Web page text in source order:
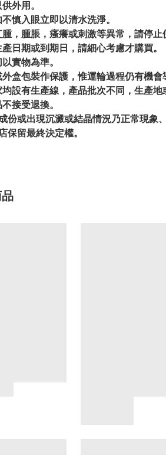
外用。
慎入眼立即以清水洗淨。
，腫脹，瘙癢或刺激等異常，請停止
日期或到期日，請細心考慮才購買。
實物為準。
盒包裝作保護，惟運輪過程仍有機
設有生產線，產品批次不同，生產地
接受退換。
份或出現沉澱或結晶情況乃正常現象
保留最終決定權。